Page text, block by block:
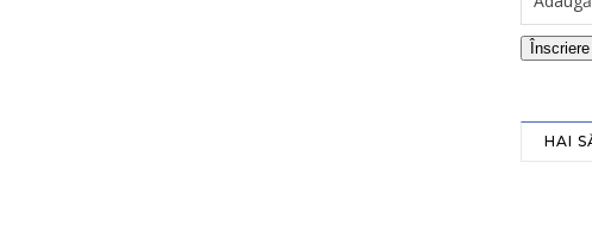
Înscriere
HAI